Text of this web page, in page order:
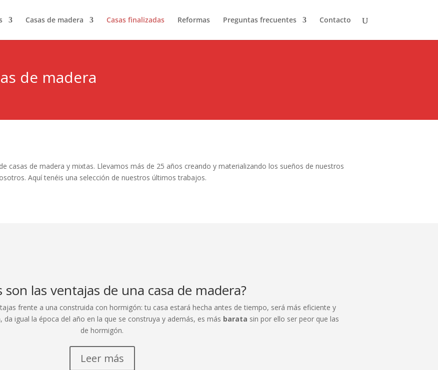
Casas de madera Casas finalizadas Reformas Preguntas frecuentes Contacto
de madera
casas de madera y mixtas. Llevamos más de 25 años creando y materializando los sueños de nuestros
Aquí tenéis una selección de nuestros últimos trabajos.
son las ventajas de una casa de madera?
frente a una construida con hormigón: tu casa estará hecha antes de tiempo, será más eficiente y
, da igual la época del año en la que se construya y además, es más barata sin por ello ser peor que las
de hormigón.
Leer más